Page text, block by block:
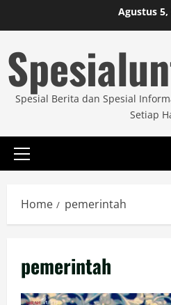
to
Agustus 5,
Spesial Berita dan Spesial
Setiap
Primary
Home pemerintah
pemerintah